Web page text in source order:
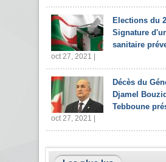
Elections du
Signature
sanitaire
oct 27, 2021 |
Décès du
Djamel
Tebboune
oct 27, 2021 |